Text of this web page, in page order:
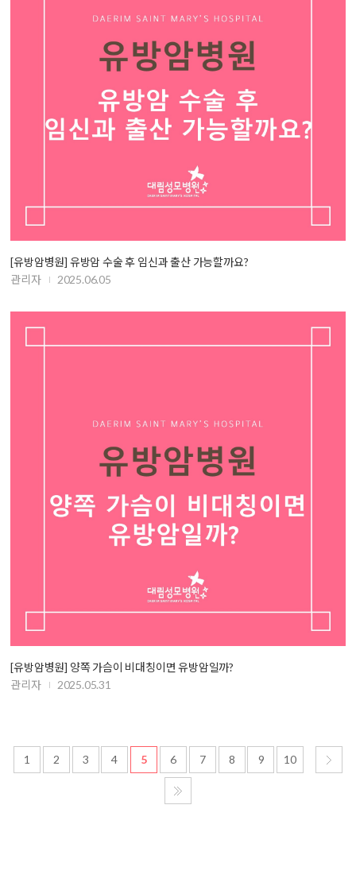
[유방암병원] 유방암 수술 후 임신과 출산 가능할까요?
관리자
2025.06.05
[유방암병원] 양쪽 가슴이 비대칭이면 유방암일까?
관리자
2025.05.31
1 2 3 4 5 6 7 8 9 10